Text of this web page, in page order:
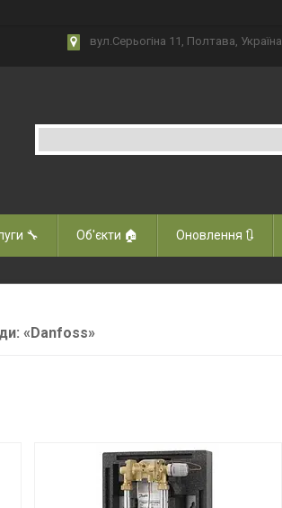
вул.Серьогіна 11, Полтава, Україна
🔧 Об'єкти 🏠 Оновлення 🔃
«Danfoss»